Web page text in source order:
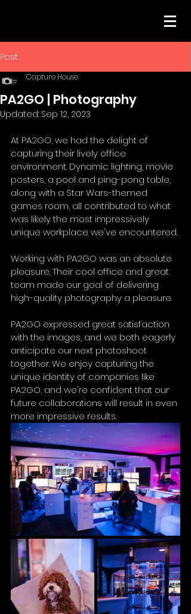
Post
PA2GO | Photography
Capture House
Updated: Sep 12, 2023
At PA2GO, we had the delight of
capturing their lively office
environment. Dynamic lighting, movie
posters, a pool and ping-pong table,
along with a Star Wars-themed
games room, all contributed to what
was likely the most impressively
unique workplace we've encountered.
Working with PA2GO was an absolute
pleasure. Their cool office and great
team made our goal of delivering
high-quality photography a pleasure.
PA2GO expressed great satisfaction
with the images, and we both eagerly
anticipate our next photoshoot
together. We enjoy capturing the
unique identity of companies like
PA2GO, and we're confident that our
future collaborations will result in even
more impressive results.